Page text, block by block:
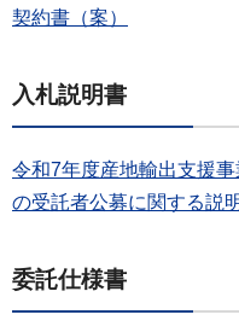
契約書（案）
入札説明書
令和7年度産地輸出支援
の受託者公募に関する説
委託仕様書